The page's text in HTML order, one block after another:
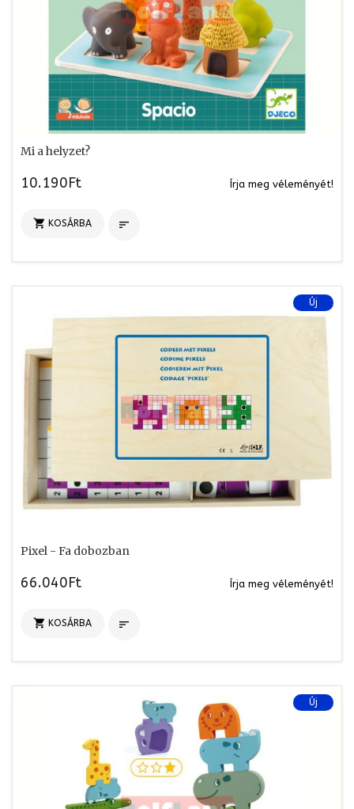
Mi a helyzet?
10.190Ft Írja meg véleményét!
 KOSÁRBA 
Új
Pixel - Fa dobozban
66.040Ft Írja meg véleményét!
 KOSÁRBA 
Új